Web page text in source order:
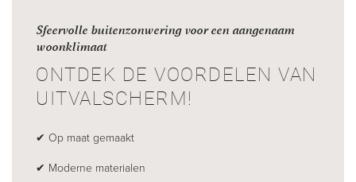
Sfeervolle buitenzonwering voor een aangenaam
woonklimaat
ONTDEK DE VOORDELEN VAN
UITVALSCHERM!
✔ Op maat gemaakt
✔ Moderne materialen